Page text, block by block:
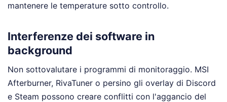
mantenere le temperature sotto controllo.
Interferenze dei software in
background
Non sottovalutare i programmi di monitoraggio. MSI
Afterburner, RivaTuner o persino gli overlay di Discord
e Steam possono creare conflitti con l'aggancio del